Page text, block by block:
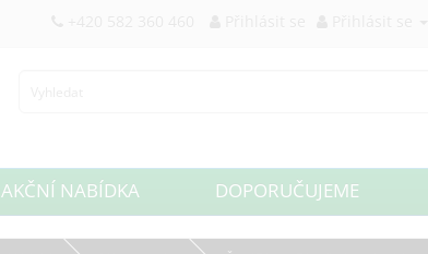
+420 582 360 460 Přihlásit se Přihlásit se
AKČNÍ NABÍDKA DOPORUČUJEME